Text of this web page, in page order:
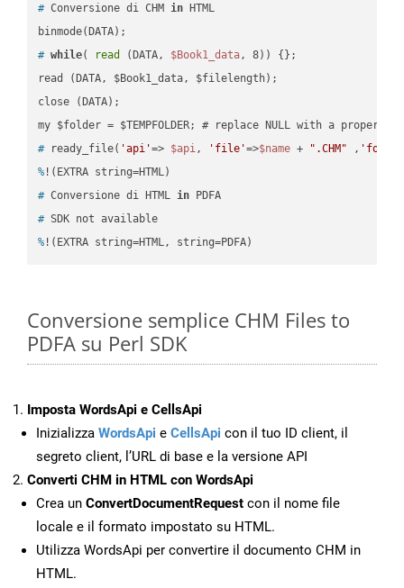
# Conversione di CHM in HTML
# while( read (DATA, $Book1_data, 8)) {};
read (DATA, $Book1_data, $filelength);
close (DATA);
# ready_file( 'api'=> $api, 'file'=>$name + ".CHM" ,
% !(EXTRA string=HTML)
# Conversione di HTML in PDFA
# SDK not available
% !(EXTRA string=HTML, string=PDFA)
Conversione semplice CHM Files to
PDFA su Perl SDK
Imposta WordsApi e CellsApi
Inizializza WordsApi e CellsApi con il tuo ID client, il
segreto client, l’URL di base e la versione API
Converti CHM in HTML con WordsApi
Crea un ConvertDocumentRequest con il nome file
locale e il formato impostato su HTML.
Utilizza WordsApi per convertire il documento CHM in
HTML.